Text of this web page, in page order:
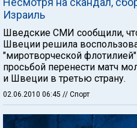
Израиль
Шведские СМИ сообщили,
Швеции решила
"миротворческой
просьбой перенести матч
и Швеции в третью страну.
02.06.2010 06:45 // Спорт